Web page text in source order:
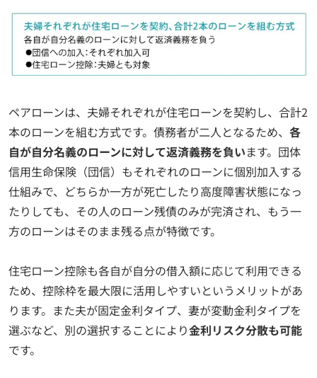
ペアローンは、夫婦それぞれが住宅ローンを契約し、合計2
本のローンを組む方式です。債務者が二人となるため、 各
自が自分名義のローンに対して返済義務を負います。団体
信用生命保険（団信）もそれぞれのローンに個別加入する
仕組みで、どちらか一方が死亡したり高度障害状態になっ
たりしても、その人のローン残債のみが完済され、もう一
方のローンはそのまま残る点が特徴です。
住宅ローン控除も各自が自分の借入額に応じて利用できる
ため、控除枠を最大限に活用しやすいというメリットがあ
ります。また夫が固定金利タイプ、妻が変動金利タイプを
選ぶなど、別の選択することにより金利リスク分散も可能
です。